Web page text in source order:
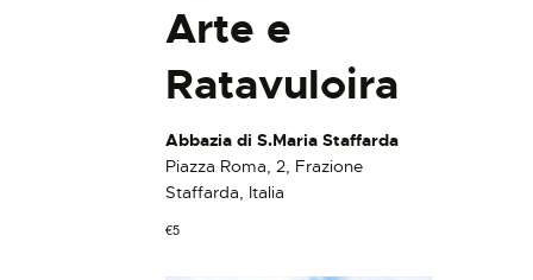
Arte e
Ratavuloira
Abbazia di S.Maria Staffarda
Piazza Roma, 2, Frazione
Staffarda, Italia
€5